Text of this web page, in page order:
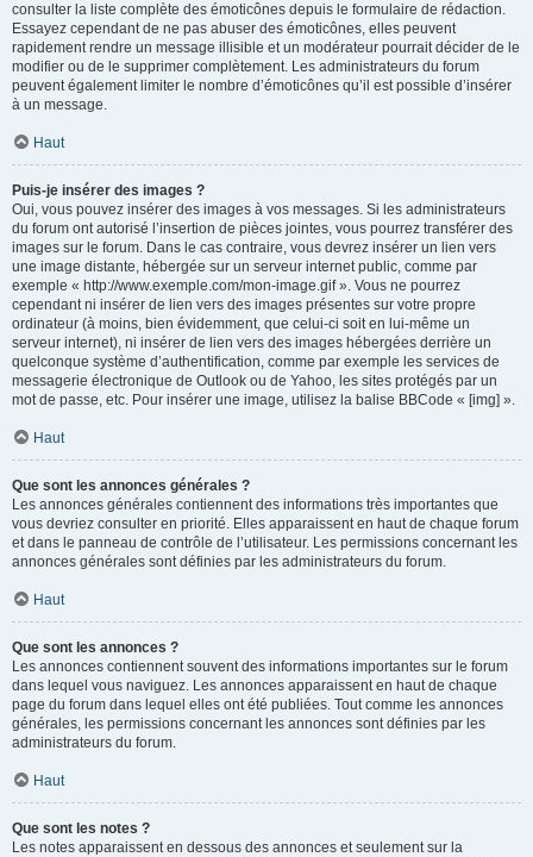
consulter la liste complète des émoticônes depuis le formulaire de rédaction.
Essayez cependant de ne pas abuser des émoticônes, elles peuvent
rapidement rendre un message illisible et un modérateur pourrait décider de le
modifier ou de le supprimer complètement. Les administrateurs du forum
peuvent également limiter le nombre d’émoticônes qu’il est possible d’insérer
à un message.
Haut
Puis-je insérer des images ?
Oui, vous pouvez insérer des images à vos messages. Si les administrateurs
du forum ont autorisé l’insertion de pièces jointes, vous pourrez transférer des
images sur le forum. Dans le cas contraire, vous devrez insérer un lien vers
une image distante, hébergée sur un serveur internet public, comme par
exemple « http://www.exemple.com/mon-image.gif ». Vous ne pourrez
cependant ni insérer de lien vers des images présentes sur votre propre
ordinateur (à moins, bien évidemment, que celui-ci soit en lui-même un
serveur internet), ni insérer de lien vers des images hébergées derrière un
quelconque système d’authentification, comme par exemple les services de
messagerie électronique de Outlook ou de Yahoo, les sites protégés par un
mot de passe, etc. Pour insérer une image, utilisez la balise BBCode « [img] ».
Haut
Que sont les annonces générales ?
Les annonces générales contiennent des informations très importantes que
vous devriez consulter en priorité. Elles apparaissent en haut de chaque forum
et dans le panneau de contrôle de l’utilisateur. Les permissions concernant les
annonces générales sont définies par les administrateurs du forum.
Haut
Que sont les annonces ?
Les annonces contiennent souvent des informations importantes sur le forum
dans lequel vous naviguez. Les annonces apparaissent en haut de chaque
page du forum dans lequel elles ont été publiées. Tout comme les annonces
générales, les permissions concernant les annonces sont définies par les
administrateurs du forum.
Haut
Que sont les notes ?
Les notes apparaissent en dessous des annonces et seulement sur la